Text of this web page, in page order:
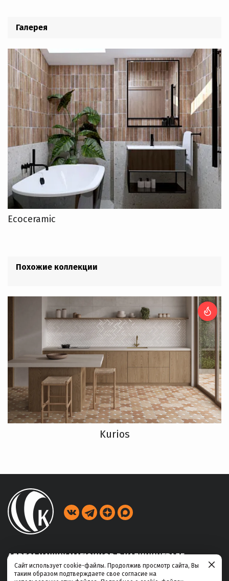
Галерея
Ecoceramic
Похожие коллекции
Kurios
АДРЕСА НАШИХ МАГАЗИНОВ В КАЛИНИНГРАДЕ
Сайт использует cookie-файлы. Продолжив просмотр сайта, Вы
таким образом подтверждаете свое согласие на